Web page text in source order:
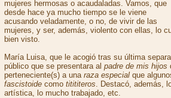
mujeres hermosas o acaudaladas. Vamos, que
desde hace ya mucho tiempo se le viene
acusando veladamente, o no, de vivir de las
mujeres, y ser, además, violento con ellas, lo
bien visto.
María Luisa, que le acogió tras su última
público que se presentara al padre de mis hijos
perteneciente(s) a una raza especial que
fascistoide como titititeros. Destacó, además,
artística, lo mucho trabajado, etc.